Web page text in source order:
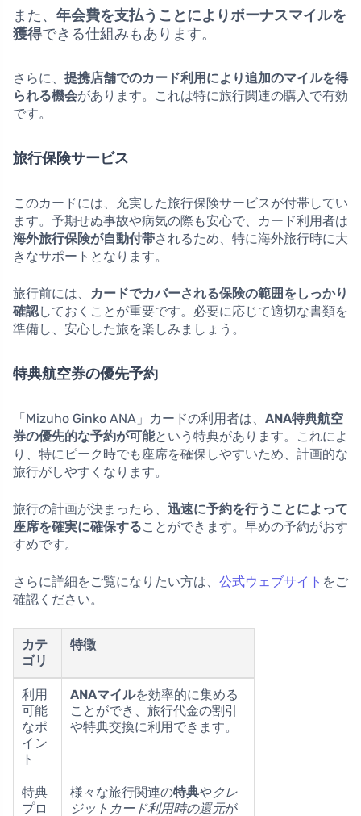
また、 年会費を支払うことによりボーナスマイルを
獲得できる仕組みもあります。
さらに、 提携店舗でのカード利用により追加のマイルを得
られる機会があります。これは特に旅行関連の購入で有効
です。
旅行保険サービス
このカードには、充実した旅行保険サービスが付帯してい
ます。予期せぬ事故や病気の際も安心で、カード利用者は
海外旅行保険が自動付帯されるため、特に海外旅行時に大
きなサポートとなります。
旅行前には、
カードでカバーされる保険の範囲をしっかり
確認しておくことが重要です。必要に応じて適切な書類を
準備し、安心した旅を楽しみましょう。
特典航空券の優先予約
「Mizuho Ginko ANA」カードの利用者は、 ANA特典航空
券の優先的な予約が可能という特典があります。これによ
り、特にピーク時でも座席を確保しやすいため、計画的な
旅行がしやすくなります。
旅行の計画が決まったら、 迅速に予約を行うことによって
座席を確実に確保することができます。早めの予約がおす
すめです。
さらに詳細をご覧になりたい方は、 公式ウェブサイト をご
確認ください。
カテ
ゴリ
特徴
利用
可能
なポ
イン
ト
ANAマイルを効率的に集める
ことができ、旅行代金の割引
や特典交換に利用できます。
特典
プロ
様々な旅行関連の特典やクレ
ジットカード利用時の還元が